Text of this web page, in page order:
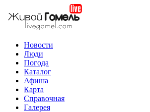
Новости
Люди
Погода
Каталог
Афиша
Карта
Справочная
Галерея